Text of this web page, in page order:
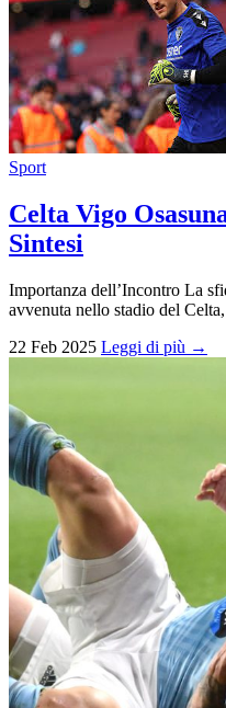
Sport
Celta Vigo
Sintesi
Importanza dell’Incontro La
avvenuta nello stadio del
22 Feb 2025 Leggi di più →